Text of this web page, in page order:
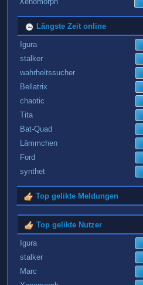
Längste Zeit online
Igura
stalker
wahrheitssucher
Bellatrix
chaotic
Tita
Bat-Quad
Lämmchen
Ford
synthet
Top gelikte Meldungen
Top gelikte Nutzer
Igura
stalker
Marc